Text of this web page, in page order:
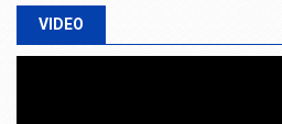
VIDEO